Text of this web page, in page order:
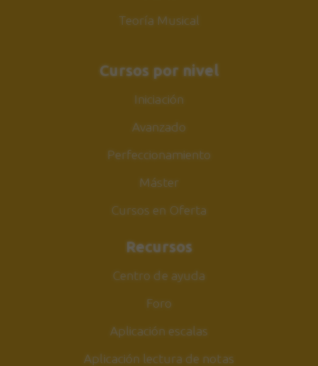
Teoría Musical
Cursos por nivel
Iniciación
Avanzado
Perfeccionamiento
Máster
Cursos en Oferta
Recursos
Centro de ayuda
Foro
Aplicación escalas
Aplicación lectura de notas